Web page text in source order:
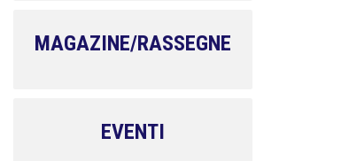
MAGAZINE/RASSEGNE
EVENTI